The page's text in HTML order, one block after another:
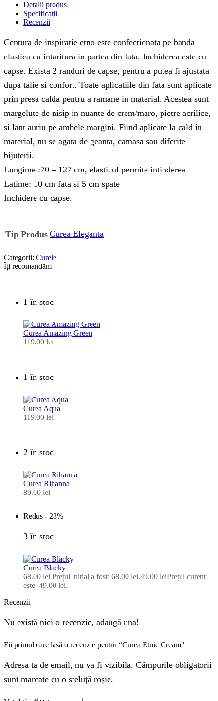
Detalii produs
Specificații
Recenzii
Centura de inspiratie etno este confectionata pe banda
elastica cu intaritura in partea din fata. Inchiderea este cu
capse. Exista 2 randuri de capse, pentru a putea fi ajustata
dupa talie si confort. Toate aplicatiile din fata sunt aplicate
prin presa calda pentru a ramane in material. Acestea sunt
margelute de nisip in nuante de crem/maro, pietre acrilice,
si lant auriu pe ambele margini. Fiind aplicate la cald in
material, nu se agata de geanta, camasa sau diferite
bijuterii.
Lungime :70 – 127 cm, elasticul permite intinderea
Latime: 10 cm fata si 5 cm spate
Inchidere cu capse.
Tip Produs Curea Eleganta
Categorii: Curele
Îți recomandăm
1 în stoc
Curea Amazing Green
119.00 lei
1 în stoc
Curea Aqua
119.00 lei
2 în stoc
Curea Rihanna
89.00 lei
Redus - 28%
3 în stoc
Curea Blacky
68.00lei Prețul inițial a fost: 68.00 lei.49.00 leiPrețul curent
este: 49.00 lei.
Recenzii
Nu există nici o recenzie, adaugă una!
Fii primul care lasă o recenzie pentru “Curea Etnic Cream”
Adresa ta de email, nu va fi vizibila. Câmpurile obligatorii
sunt marcate cu o steluță roșie.